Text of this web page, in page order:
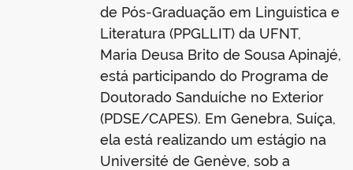
de Pós-Graduação em Linguística e
Literatura (PPGLLIT) da UFNT,
Maria Deusa Brito de Sousa Apinajé,
está participando do Programa de
Doutorado Sanduíche no Exterior
(PDSE/CAPES). Em Genebra, Suíça,
ela está realizando um estágio na
Université de Genève, sob a